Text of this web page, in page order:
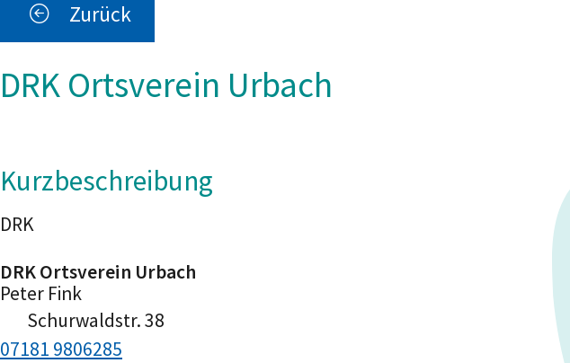
Zurück
DRK Ortsverein Urbach
Kurzbeschreibung
DRK
Peter Fink
DRK Ortsverein Urbach
Schurwaldstr. 38
07181 9806285